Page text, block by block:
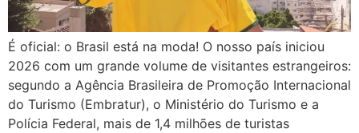
É oficial: o Brasil está na moda! O nosso país iniciou
2026 com um grande volume de visitantes estrangeiros:
segundo a Agência Brasileira de Promoção Internacional
do Turismo (Embratur), o Ministério do Turismo e a
Polícia Federal, mais de 1,4 milhões de turistas